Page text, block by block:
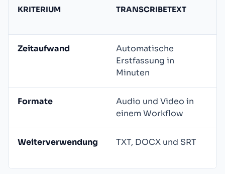
KRITERIUM TRANSCRIBETEXT
Zeitaufwand
Automatische
Erstfassung in
Minuten
Formate
Audio und Video in
einem Workflow
Weiterverwendung TXT, DOCX und SRT